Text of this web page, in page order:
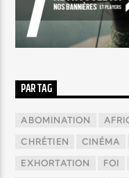
PAR TAG
ABOMINATION
CHRÉTIEN CINÉMA
EXHORTATION FOI